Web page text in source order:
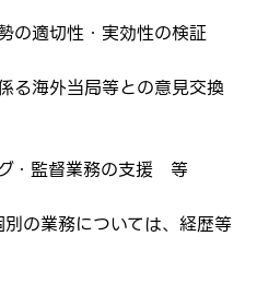
人票をみて
票をみて
が必要です
の適切性・実効性の検証
る海外当局等との意見交換
・監督業務の支援 等
の業務については、経歴等